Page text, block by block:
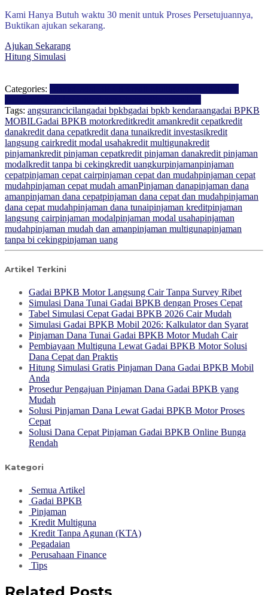
Kami Hanya Butuh waktu 30 menit untuk Proses Persetujuannya,
Buktikan ajukan sekarang.
Ajukan Sekarang
Hitung Simulasi
Categories:
Tags: angsurancicilangadai bpkbgadai bpkb kendaraangadai BPKB
MOBILGadai BPKB motorkreditkredit amankredit cepatkredit
danakredit dana cepatkredit dana tunaikredit investasikredit
langsung cairkredit modal usahakredit multigunakredit
pinjamankredit pinjaman cepatkredit pinjaman danakredit pinjaman
modalkredit tanpa bi cekingkredit uangkurpinjamanpinjaman
cepatpinjaman cepat cairpinjaman cepat dan mudahpinjaman cepat
mudahpinjaman cepat mudah amanPinjaman danapinjaman dana
amanpinjaman dana cepatpinjaman dana cepat dan mudahpinjaman
dana cepat mudahpinjaman dana tunaipinjaman kreditpinjaman
langsung cairpinjaman modalpinjaman modal usahapinjaman
mudahpinjaman mudah dan amanpinjaman multigunapinjaman
tanpa bi cekingpinjaman uang
Artikel Terkini
Gadai BPKB Motor Langsung Cair Tanpa Survey Ribet
Simulasi Dana Tunai Gadai BPKB dengan Proses Cepat
Tabel Simulasi Cepat Gadai BPKB 2026 Cair Mudah
Simulasi Gadai BPKB Mobil 2026: Kalkulator dan Syarat
Pinjaman Dana Tunai Gadai BPKB Motor Mudah Cair
Pembiayaan Multiguna Lewat Gadai BPKB Motor Solusi
Dana Cepat dan Praktis
Hitung Simulasi Gratis Pinjaman Dana Gadai BPKB Mobil
Anda
Prosedur Pengajuan Pinjaman Dana Gadai BPKB yang
Mudah
Solusi Pinjaman Dana Lewat Gadai BPKB Motor Proses
Cepat
Solusi Dana Cepat Pinjaman Gadai BPKB Online Bunga
Rendah
Kategori
Semua Artikel
Gadai BPKB
Pinjaman
Kredit Multiguna
Kredit Tanpa Agunan (KTA)
Pegadaian
Perusahaan Finance
Tips
Related Posts